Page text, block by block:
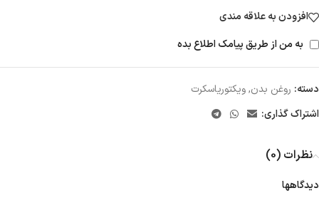
افزودن به علاقه مندی
به من از طریق پیامک اطلاع بده
دسته: روغن بدن,ویکتوریاسکرت
اشتراک گذاری:
نظرات (0)
دیدگاهها